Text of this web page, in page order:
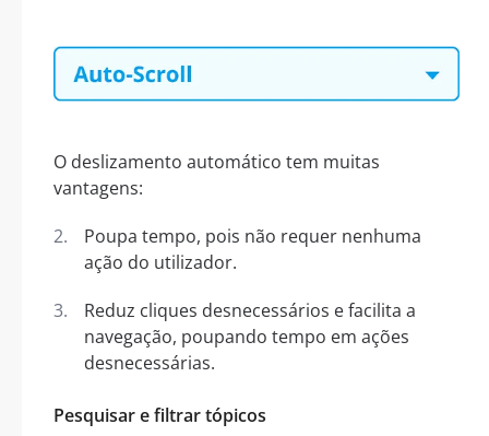
O deslizamento automático tem muitas
vantagens:
Poupa tempo, pois não requer nenhuma
ação do utilizador.
Reduz cliques desnecessários e facilita a
navegação, poupando tempo em ações
desnecessárias.
Pesquisar e filtrar tópicos